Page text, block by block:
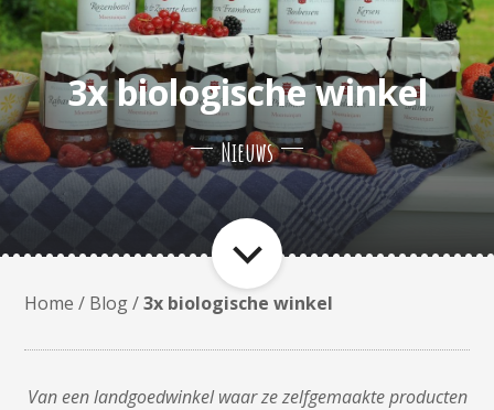
3x biologische winkel
Nieuws
Home / Blog/3x biologische winkel
Van een landgoedwinkel waar ze zelfgemaakte producten